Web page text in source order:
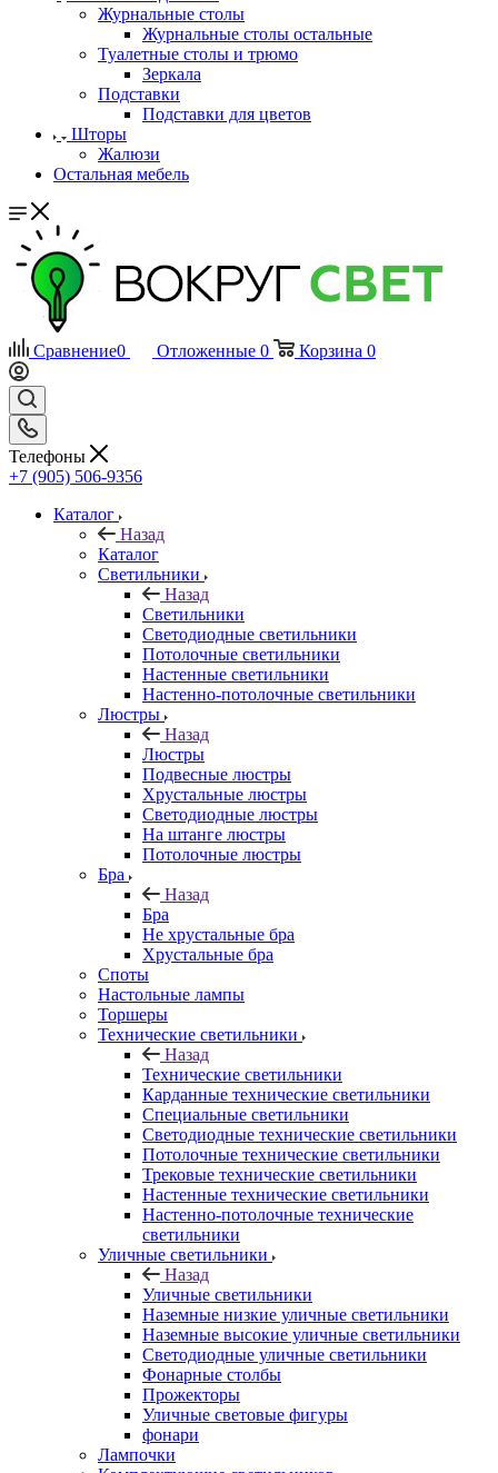
Журнальные столы
Журнальные столы остальные
Туалетные столы и трюмо
Зеркала
Подставки
Подставки для цветов
Шторы
Жалюзи
Остальная мебель
Сравнение0 Отложенные 0 Корзина 0
Телефоны
+7 (905) 506-9356
Каталог
Назад
Каталог
Светильники
Назад
Светильники
Светодиодные светильники
Потолочные светильники
Настенные светильники
Настенно-потолочные светильники
Люстры
Назад
Люстры
Подвесные люстры
Хрустальные люстры
Светодиодные люстры
На штанге люстры
Потолочные люстры
Бра
Назад
Бра
Не хрустальные бра
Хрустальные бра
Споты
Настольные лампы
Торшеры
Технические светильники
Назад
Технические светильники
Карданные технические светильники
Специальные светильники
Светодиодные технические светильники
Потолочные технические светильники
Трековые технические светильники
Настенные технические светильники
Настенно-потолочные технические
светильники
Уличные светильники
Назад
Уличные светильники
Наземные низкие уличные светильники
Наземные высокие уличные светильники
Светодиодные уличные светильники
Фонарные столбы
Прожекторы
Уличные световые фигуры
фонари
Лампочки